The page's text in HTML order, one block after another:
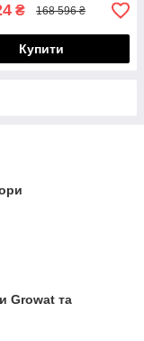
₴ 168 596 ₴
Купити
Growat та